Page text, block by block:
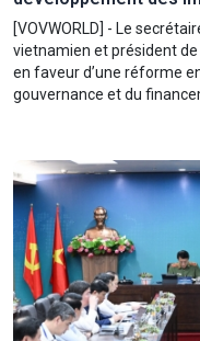
[VOVWORLD] - Le
vietnamien et président de
en faveur d’une réforme
gouvernance et du